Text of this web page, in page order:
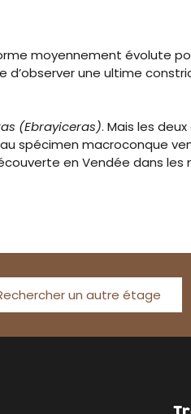
moyennement évolute
une ultime
(Ebrayiceras). Mais les
spécimen macroconque
en Vendée dans les
un autre étage